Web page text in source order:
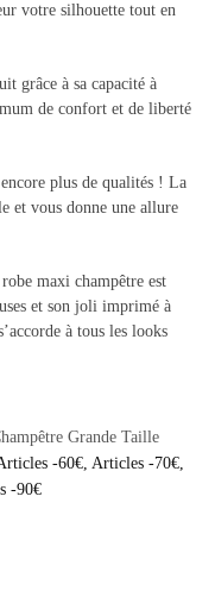
votre silhouette tout en
grâce à sa capacité à
de confort et de liberté
plus de qualités ! La
et vous donne une allure
robe maxi champêtre est
et son joli imprimé à
à tous les looks
Grande Taille
-60€, Articles -70€,
-90€